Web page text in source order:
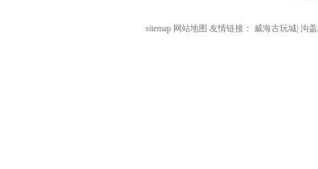
sitemap 网站地图 友情链接： 威海古玩城 沟